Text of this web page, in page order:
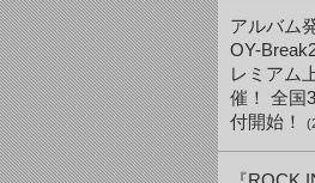
アルバム
OY-
レミアム
催！ 全国
付開始！